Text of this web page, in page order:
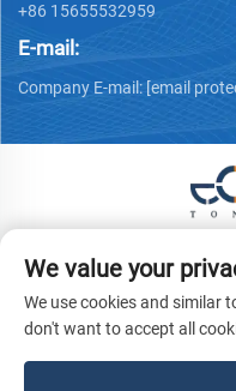
+86 15655532959
E-mail:
Company E-mail: [email
Equipment Co., Ltd. Sva
We value your
We use cookies and similar
don't want to accept all